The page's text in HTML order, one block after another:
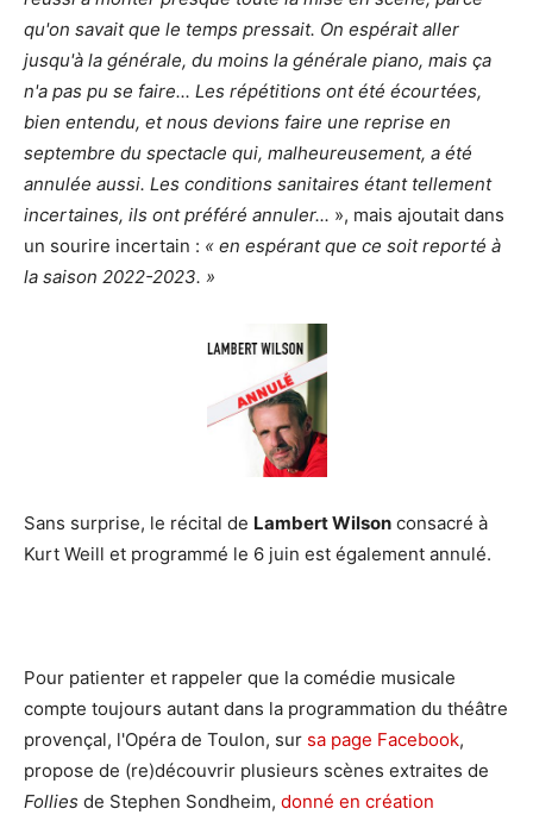
qu'on savait que le temps pressait. On espérait aller
jusqu'à la générale, du moins la générale piano, mais ça
n'a pas pu se faire... Les répétitions ont été écourtées,
bien entendu, et nous devions faire une reprise en
septembre du spectacle qui, malheureusement, a été
annulée aussi. Les conditions sanitaires étant tellement
incertaines, ils ont préféré annuler... », mais ajoutait dans
un sourire incertain : « en espérant que ce soit reporté à
la saison 2022-2023. »
Sans surprise, le récital de Lambert Wilson consacré à
Kurt Weill et programmé le 6 juin est également annulé.
Pour patienter et rappeler que la comédie musicale
compte toujours autant dans la programmation du théâtre
provençal, l'Opéra de Toulon, sur sa page Facebook,
propose de (re)découvrir plusieurs scènes extraites de
Follies de Stephen Sondheim, donné en création